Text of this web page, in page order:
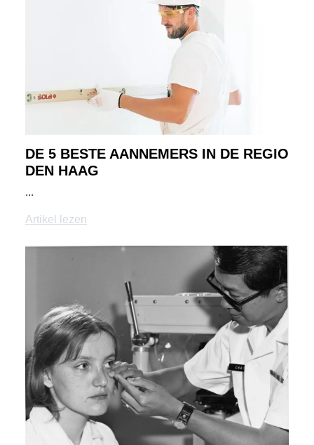
DE 5 BESTE AANNEMERS IN DE REGIO
DEN HAAG
...
Artikel lezen